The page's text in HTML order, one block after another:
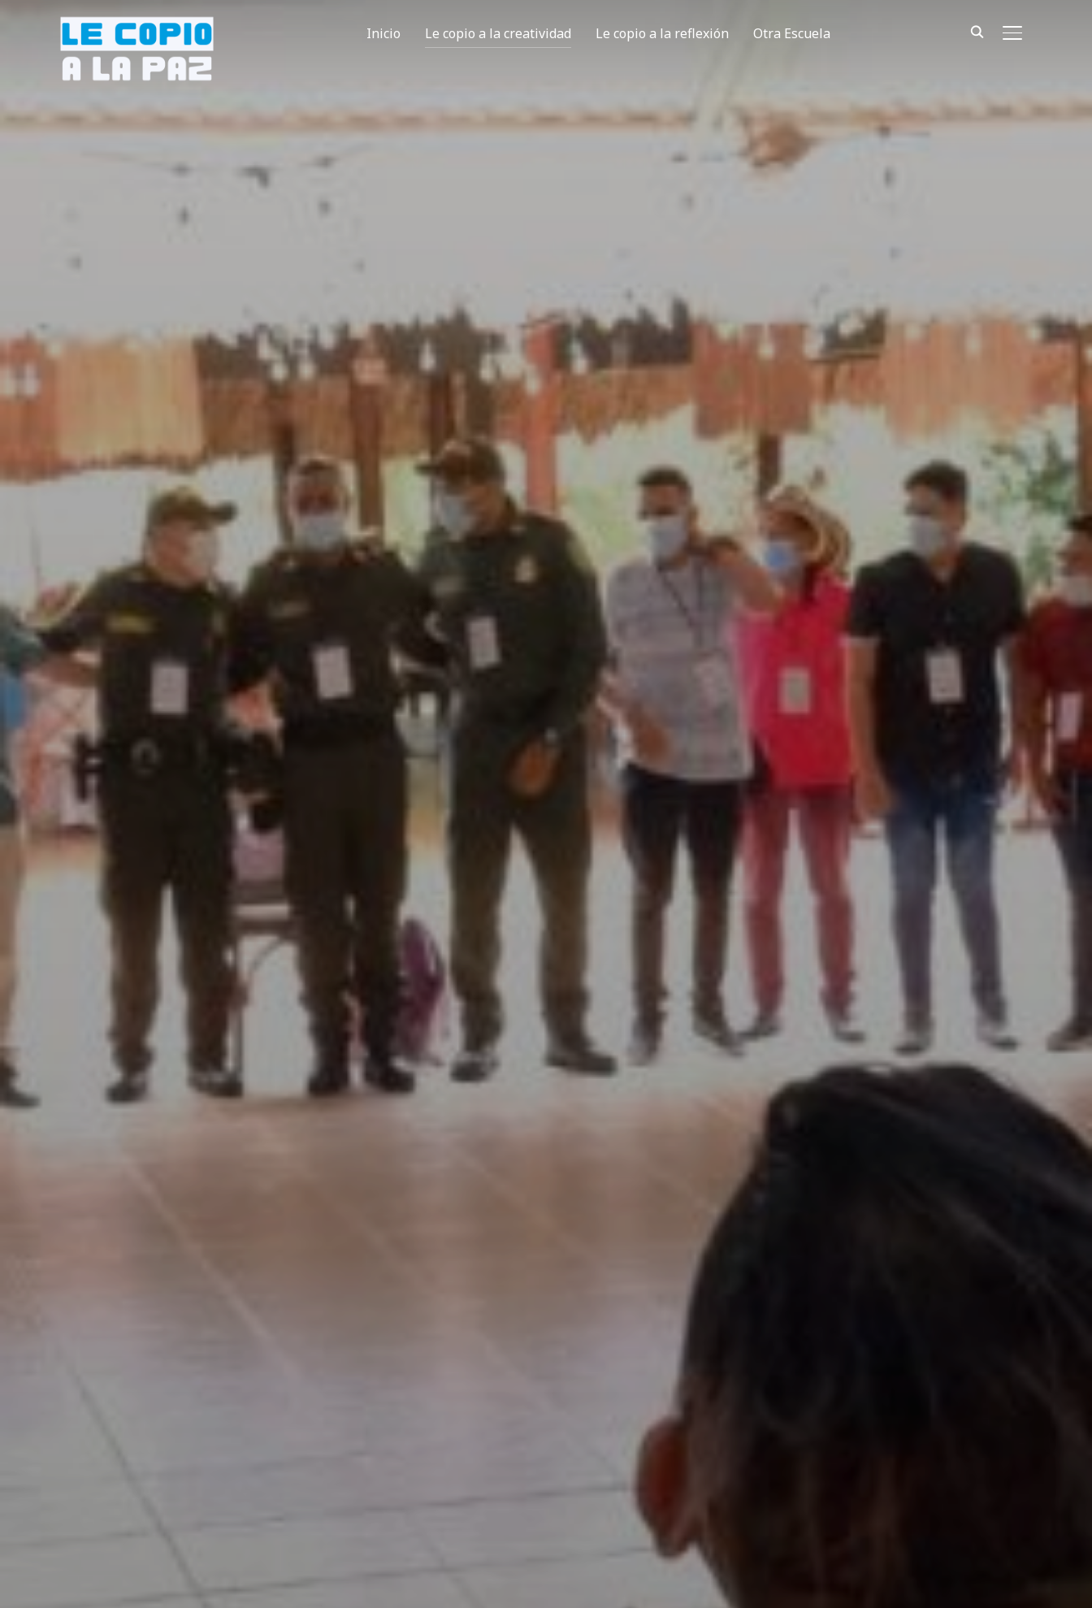
ALTERNAR
Inicio Le copio a la creatividad Le copio a la reflexión Otra Escuela